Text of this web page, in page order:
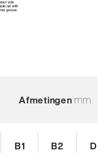
Afmetingen mm
B1 B2 D